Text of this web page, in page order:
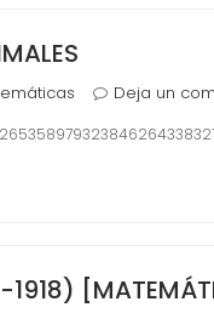
Deja un
1918)